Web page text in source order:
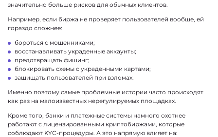
значительно больше рисков для обычных клиентов.
Например, если биржа не проверяет пользователей вообще, ей
гораздо сложнее:
бороться с мошенниками;
восстанавливать украденные аккаунты;
предотвращать фишинг;
блокировать схемы с украденными картами;
защищать пользователей при взломах.
Именно поэтому самые проблемные истории часто происходят
как раз на малоизвестных нерегулируемых площадках.
Кроме того, банки и платежные системы намного охотнее
работают с лицензированными криптобиржами, которые
соблюдают KYC-процедуры. А это напрямую влияет на: